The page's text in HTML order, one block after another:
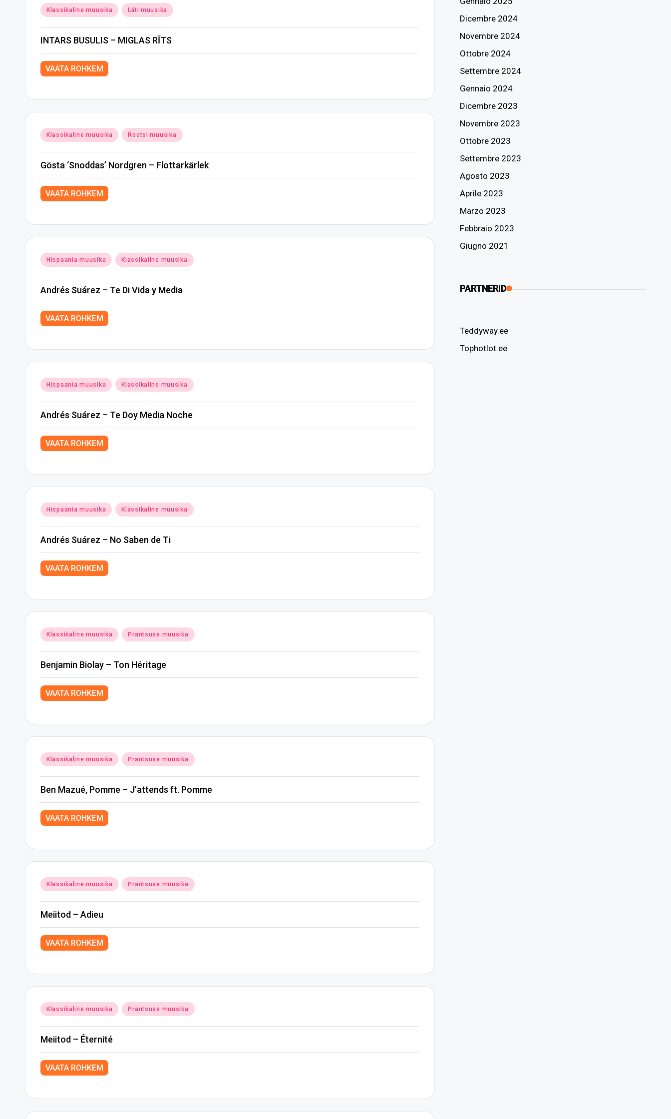
Posted
Klassikaline muusika Läti muusika
INTARS BUSULIS – MIGLAS RĪTS
VAATA ROHKEM
Posted
Klassikaline muusika Rootsi muusika
Gösta ‘Snoddas’ Nordgren – Flottarkärlek
VAATA ROHKEM
Posted
Hispaania muusika Klassikaline muusika
Andrés Suárez – Te Di Vida y Media
VAATA ROHKEM
Posted
Hispaania muusika Klassikaline muusika
Andrés Suárez – Te Doy Media Noche
VAATA ROHKEM
Posted
Hispaania muusika Klassikaline muusika
Andrés Suárez – No Saben de Ti
VAATA ROHKEM
Posted
Klassikaline muusika Prantsuse muusika
Benjamin Biolay – Ton Héritage
VAATA ROHKEM
Posted
Klassikaline muusika Prantsuse muusika
Ben Mazué, Pomme – J’attends ft. Pomme
VAATA ROHKEM
Posted
Klassikaline muusika Prantsuse muusika
Meiitod – Adieu
VAATA ROHKEM
Posted
Klassikaline muusika Prantsuse muusika
Meiitod – Éternité
VAATA ROHKEM
Dicembre 2024
Novembre 2024
Ottobre 2024
Settembre 2024
Gennaio 2024
Dicembre 2023
Novembre 2023
Ottobre 2023
Settembre 2023
Agosto 2023
Aprile 2023
Marzo 2023
Febbraio 2023
Giugno 2021
PARTNERID
Teddyway.ee
Tophotlot.ee